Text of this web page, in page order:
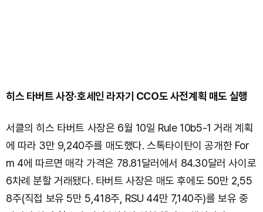
히스 타버트 사장·호세인 라자기 CCO도 사전계획 매도 실행
서클의 히스 타버트 사장은 6월 10일 Rule 10b5-1 거래 계획
에 따라 3만 9,240주를 매도했다. 스톡타이탄이 공개한 For
m 4에 따르면 매각 가격은 78.81달러에서 84.30달러 사이로
6차례 분할 거래됐다. 타버트 사장은 매도 후에도 50만 2,55
8주(직접 보유 5만 5,418주, RSU 44만 7,140주)를 보유 중